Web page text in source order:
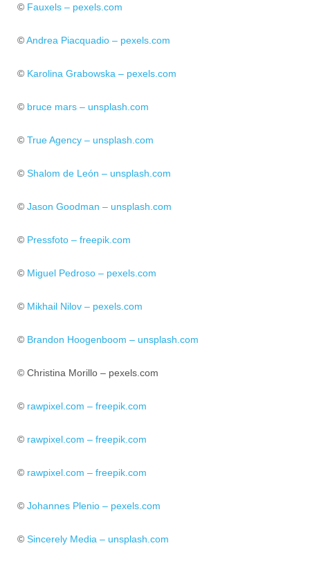
© Fauxels – pexels.com
©Andrea Piacquadio – pexels.com
© Karolina Grabowska – pexels.com
© bruce mars – unsplash.com
© True Agency – unsplash.com
© Shalom de León – unsplash.com
© Jason Goodman – unsplash.com
© Pressfoto – freepik.com
© Miguel Pedroso – pexels.com
© Mikhail Nilov – pexels.com
© Brandon Hoogenboom – unsplash.com
© Christina Morillo – pexels.com
© rawpixel.com – freepik.com
© rawpixel.com – freepik.com
© rawpixel.com – freepik.com
© Johannes Plenio – pexels.com
© Sincerely Media – unsplash.com